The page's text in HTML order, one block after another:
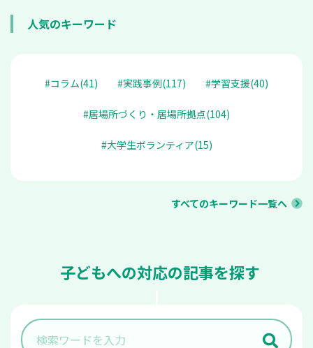
人気のキーワード
#コラム(41) #実践事例(117) #学習支援(40)
#居場所づくり・居場所拠点(104)
#大学生ボランティア(15)
すべてのキーワード一覧へ
子どもへの対応の記事を探す